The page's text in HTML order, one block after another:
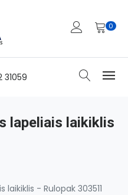
0
31059
lapeliais laikiklis
- Rulopak 303511